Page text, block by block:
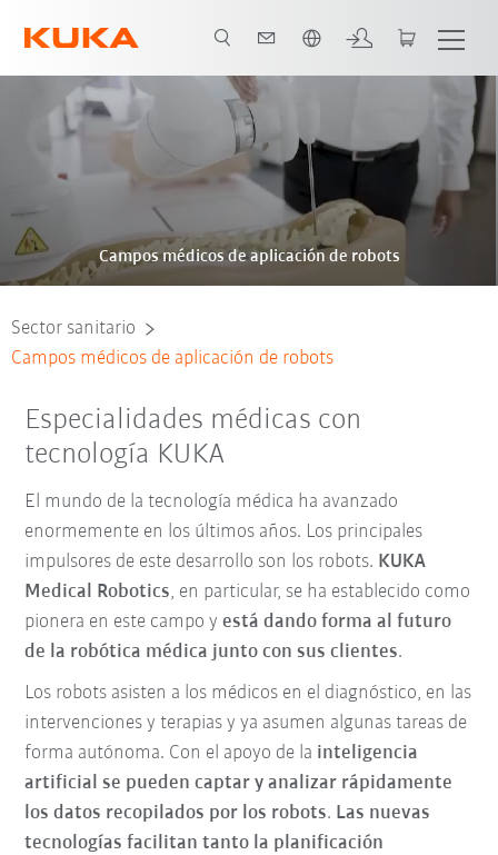
Campos médicos de aplicación de robots
Sector sanitario
Campos médicos de aplicación de robots
Especialidades médicas con
tecnología KUKA
El mundo de la tecnología médica ha avanzado
enormemente en los últimos años. Los principales
impulsores de este desarrollo son los robots. KUKA
Medical Robotics, en particular, se ha establecido como
pionera en este campo yestá dando forma al futuro
de la robótica médica junto con sus clientes.
Los robots asisten a los médicos en el diagnóstico, en las
intervenciones y terapias y ya asumen algunas tareas de
forma autónoma. Con el apoyo de la inteligencia
artificial se pueden captar y analizar rápidamente
los datos recopilados por los robots. Las nuevas
tecnologías facilitan tanto la planificación